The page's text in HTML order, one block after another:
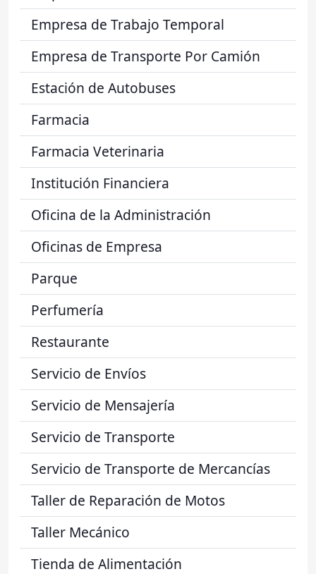
Empresa de Trabajo Temporal
Empresa de Transporte Por Camión
Estación de Autobuses
Farmacia
Farmacia Veterinaria
Institución Financiera
Oficina de la Administración
Oficinas de Empresa
Parque
Perfumería
Restaurante
Servicio de Envíos
Servicio de Mensajería
Servicio de Transporte
Servicio de Transporte de Mercancías
Taller de Reparación de Motos
Taller Mecánico
Tienda de Alimentación